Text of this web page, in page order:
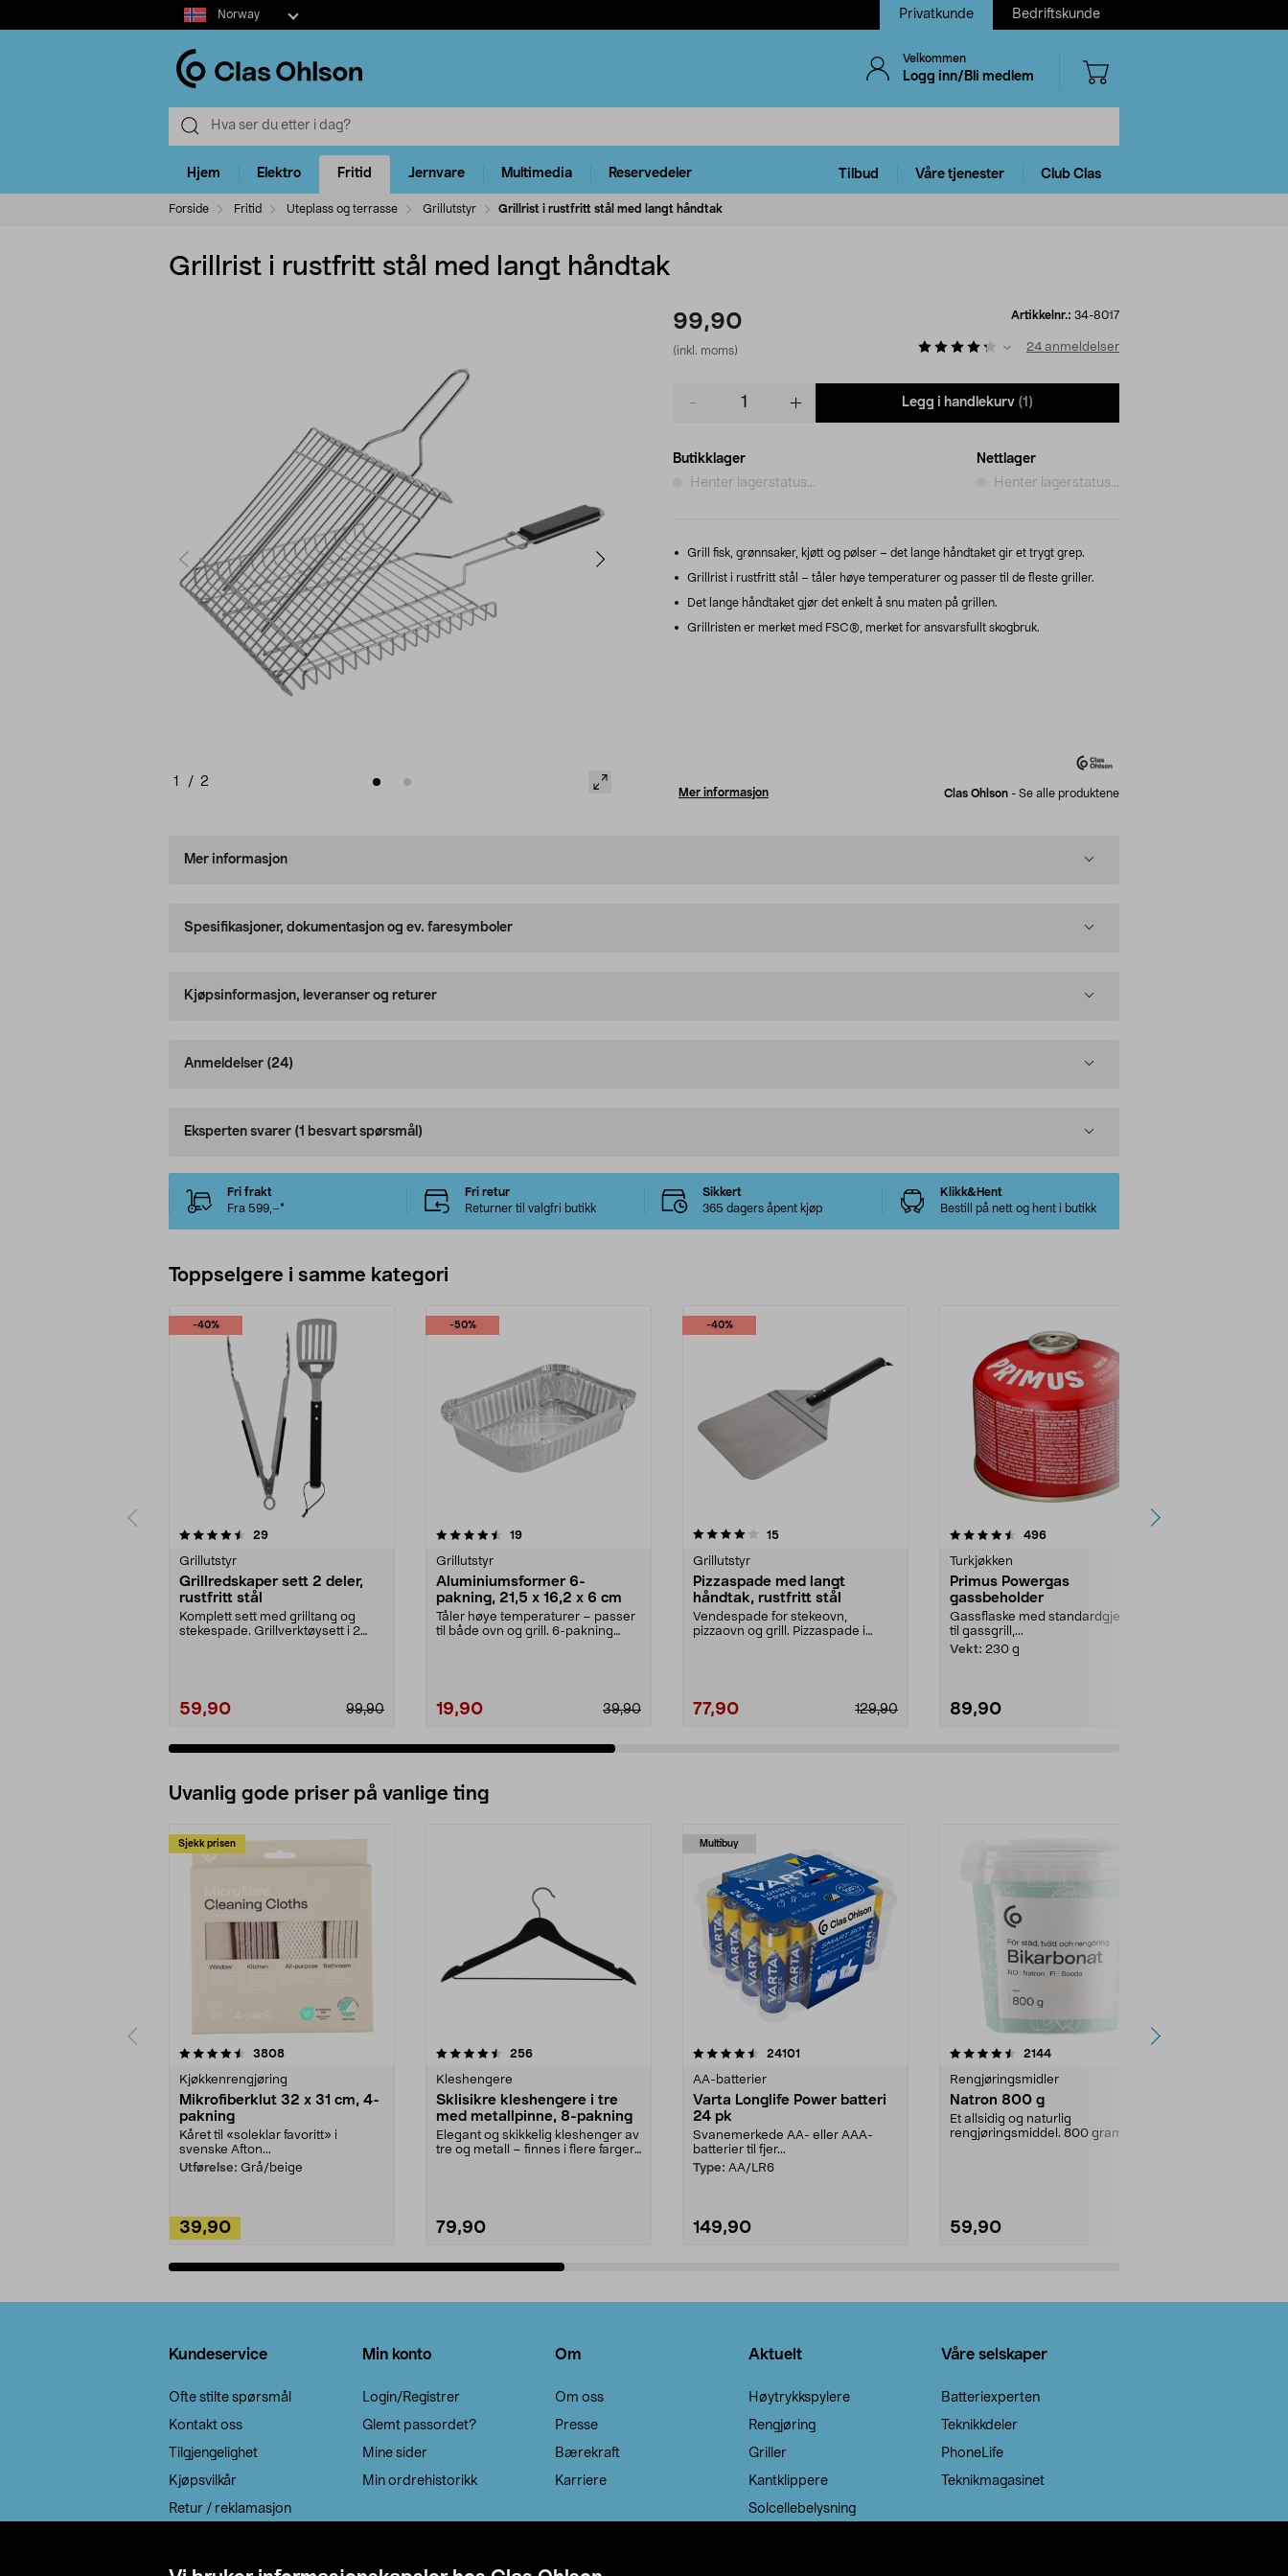
Select
market
Norway Privatkunde Bedriftskunde
Velkommen
Logg inn/Bli medlem
Hjem Elektro Fritid Jernvare Multimedia Reservedeler Tilbud Våre tjenester Club Clas
Forside Fritid Uteplass og terrasse Grillutstyr Grillrist i rustfritt stål med langt håndtak
Grillrist i rustfritt stål med langt håndtak
1 / 2
99,90
(inkl. moms)
Artikkelnr.: 34-8017
24 anmeldelser
Legg i handlekurv (1)
Butikklager
Henter lagerstatus...
Nettlager
Henter lagerstatus...
Grill fisk, grønnsaker, kjøtt og pølser – det lange håndtaket gir et trygt grep.
Grillrist i rustfritt stål – tåler høye temperaturer og passer til de fleste griller.
Det lange håndtaket gjør det enkelt å snu maten på grillen.
Grillristen er merket med FSC®, merket for ansvarsfullt skogbruk.
Mer informasjon Clas Ohlson - Se alle produktene
Mer informasjon
Spesifikasjoner, dokumentasjon og ev. faresymboler
Kjøpsinformasjon, leveranser og returer
Anmeldelser (24)
Eksperten svarer (1 besvart spørsmål)
Fri frakt
Fra 599,–*
Fri retur
Returner til valgfri butikk
Sikkert
365 dagers åpent kjøp
Klikk&Hent
Bestill på nett og hent i butikk
Toppselgere i samme kategori
-40%
29anmeldelser
Grillutstyr
Grillredskaper sett 2 deler,
rustfritt stål
Komplett sett med grilltang og
stekespade. Grillverktøysett i 2
59,90 99,90
-50%
4.5 av 5 stjerner 19anmeldelser
Grillutstyr
Aluminiumsformer 6-
pakning, 21,5 x 16,2 x 6 cm
Tåler høye temperaturer – passer
til både ovn og grill. 6-pakning
19,90 39,90
-40%
4.0 av 5 stjerner 15anmeldelser
Grillutstyr
Pizzaspade med langt
håndtak, rustfritt stål
Vendespade for stekeovn,
pizzaovn og grill. Pizzaspade i
77,90 129,90
4.5 av 5 stjerner 496anmeldelser
Turkjøkken
Primus Powergas
gassbeholder
Gassflaske med standardgjenger
til gassgrill,...
Vekt: 230 g
89,90
4.5 av 5 stjerner
Uvanlig gode priser på vanlige ting
Sjekk prisen
3808anmeldelser
Kjøkkenrengjøring
Mikrofiberklut 32 x 31 cm, 4-
pakning
Kåret til «soleklar favoritt» i
svenske Afton...
Utførelse: Grå/beige
39,90
4.5av 5 stjerner 256anmeldelser
Kleshengere
Sklisikre kleshengere i tre
med metallpinne, 8-pakning
Elegant og skikkelig kleshenger av
tre og metall – finnes i flere farger.
79,90
Multibuy
4.5av 5 stjerner 24101
AA-batterier
Varta Longlife Power batteri
24 pk
Svanemerkede AA- eller AAA-
batterier til fjer...
Type: AA/LR6
149,90
4.5av 5 stjerner 2144anmeldelser
Rengjøringsmidler
Natron 800 g
Et allsidig og naturlig
rengjøringsmiddel. 800 gram
59,90
4.0av 5 stjerner
Kundeservice
Ofte stilte spørsmål
Kontakt oss
Tilgjengelighet
Kjøpsvilkår
Retur / reklamasjon
Min konto
Login/Registrer
Glemt passordet?
Mine sider
Min ordrehistorikk
Om
Om oss
Presse
Bærekraft
Karriere
Aktuelt
Høytrykkspylere
Rengjøring
Griller
Kantklippere
Solcellebelysning
Våre selskaper
Batteriexperten
Teknikkdeler
PhoneLife
Teknikmagasinet